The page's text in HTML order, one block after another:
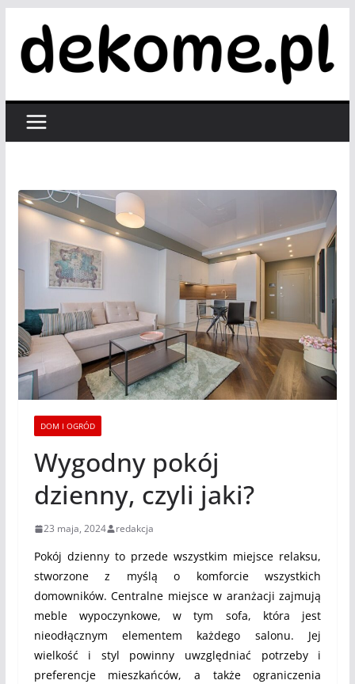
treści
DOM I OGRÓD
Wygodny pokój
dzienny, czyli jaki?
23 maja, 2024 redakcja
Pokój dzienny to przede wszystkim miejsce relaksu,
stworzone z myślą o komforcie wszystkich
domowników. Centralne miejsce w aranżacji zajmują
meble wypoczynkowe, w tym sofa, która jest
nieodłącznym elementem każdego salonu. Jej
wielkość i styl powinny uwzględniać potrzeby i
preferencje mieszkańców, a także ograniczenia